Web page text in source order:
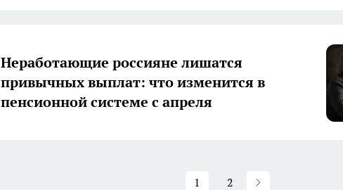
Неработающие россияне лишатся
привычных выплат: что изменится в
пенсионной системе с апреля
1 2